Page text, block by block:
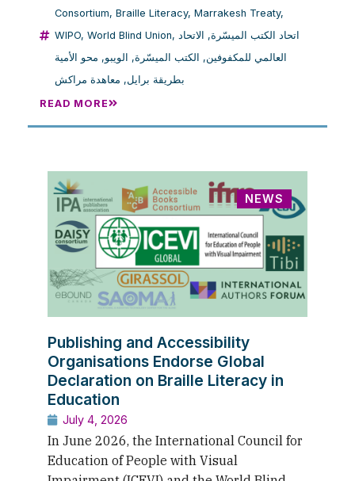
Consortium, Braille Literacy, Marrakesh Treaty,
WIPO, World Blind Union, اتحاد الكتب الميسّرة, الاتحاد
العالمي للمكفوفين, الكتب الميسّرة, الويبو, محو الأمية
بطريقة برايل, معاهدة مراكش
READ MORE
NEWS
Publishing and Accessibility
Organisations Endorse Global
Declaration on Braille Literacy in
Education
July 4, 2026
In June 2026, the International Council for
Education of People with Visual